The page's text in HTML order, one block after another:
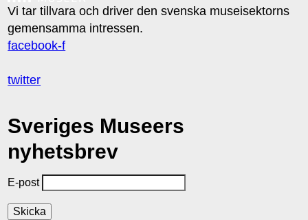
Vi tar tillvara och driver den svenska museisektorns
gemensamma intressen.
facebook-f
twitter
Sveriges Museers
nyhetsbrev
E-post